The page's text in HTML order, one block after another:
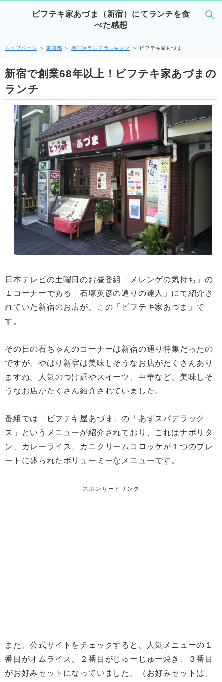
ビフテキ家あづま（新宿）にてランチを食
べた感想
トップページ ＞東京都 ＞新宿区ランチランキング ＞ ビフテキ家あづま
新宿で創業68年以上！ビフテキ家あづまの
ランチ
日本テレビの土曜日のお昼番組「メレンゲの気持ち」の
１コーナーである「石塚英彦の通りの達人」にて紹介さ
れていた新宿のお店が、この「ビフテキ家あづま」で
す。
その日の石ちゃんのコーナーは新宿の通り特集だったの
ですが、やはり新宿は美味しそうなお店がたくさんあり
ますね。人気のつけ麺やスイーツ、中華など、美味しそ
うなお店がたくさん紹介されていました。
番組では「ビフテキ屋あづま」の「あずスパデラック
ス」というメニューが紹介されており、これはナポリタ
ン、カレーライス、カニクリームコロッケが１つのプレ
ートに盛られたボリューミーなメニューです。
スポンサードリンク
また、公式サイトをチェックすると、人気メニューの１
番目がオムライス、２番目がじゅーじゅー焼き、３番目
がお好みセットになっていました。（お好みセットは、